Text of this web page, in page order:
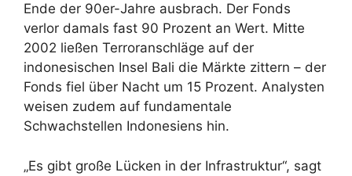
Ende der 90er-Jahre ausbrach. Der Fonds
verlor damals fast 90 Prozent an Wert. Mitte
2002 ließen Terroranschläge auf der
indonesischen Insel Bali die Märkte zittern – der
Fonds fiel über Nacht um 15 Prozent. Analysten
weisen zudem auf fundamentale
Schwachstellen Indonesiens hin.
„Es gibt große Lücken in der Infra­struktur“, sagt